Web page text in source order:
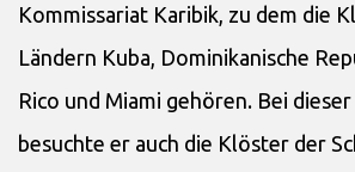
Kommissariat Karibik, zu dem die
Ländern Kuba, Dominikanische
Rico und Miami gehören. Bei
besuchte er auch die Klöster der